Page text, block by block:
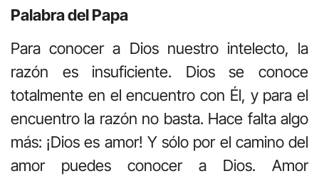
Palabra del Papa
Para conocer a Dios nuestro intelecto, la
razón es insuficiente. Dios se conoce
totalmente en el encuentro con Él, y para el
encuentro la razón no basta. Hace falta algo
más: ¡Dios es amor! Y sólo por el camino del
amor puedes conocer a Dios. Amor